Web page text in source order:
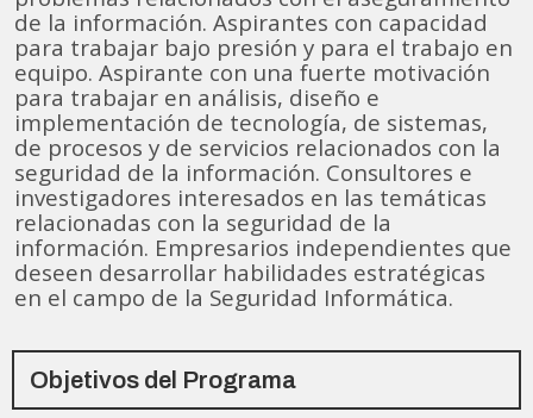
de la información. Aspirantes con capacidad
para trabajar bajo presión y para el trabajo en
equipo. Aspirante con una fuerte motivación
para trabajar en análisis, diseño e
implementación de tecnología, de sistemas,
de procesos y de servicios relacionados con la
seguridad de la información. Consultores e
investigadores interesados en las temáticas
relacionadas con la seguridad de la
información. Empresarios independientes que
deseen desarrollar habilidades estratégicas
en el campo de la Seguridad Informática.
Objetivos del Programa